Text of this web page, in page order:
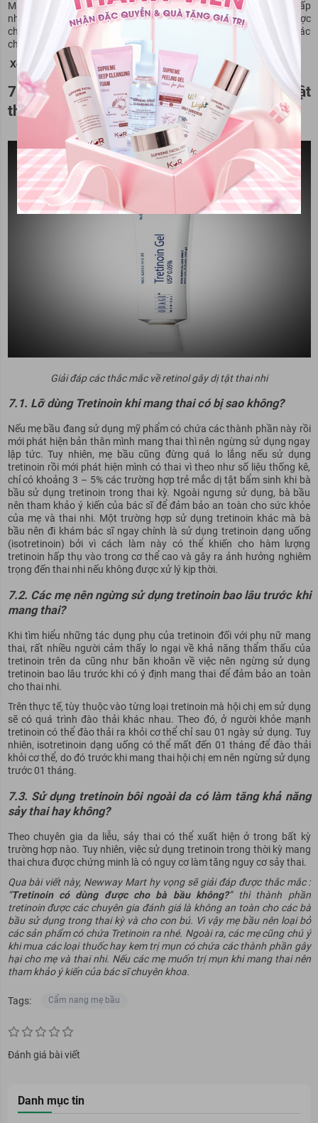
Mart. Ngoài những sản phẩm trên, sàn chúng tôi còn cũng cung cấp
nhiều sản phẩm hữu cơ chuyên dành cho phụ nữ mang thai đã được
chứng nhận bởi các tổ chức uy tín trên thế giới cũng như được các
chuyên gia da liễu khuyên dùng.
Xem thêm:Top 10 kem trị nứt đầu ty tốt nhất hiện nay?
7. Giải đáp các thắc mắc về retinol gây dị tật
thai nhi
Giải đáp các thắc mắc về retinol gây dị tật thai nhi
7.1. Lỡ dùng Tretinoin khi mang thai có bị sao không?
Nếu mẹ bầu đang sử dụng mỹ phẩm có chứa các thành phần này rồi
mới phát hiện bản thân mình mang thai thì nên ngừng sử dụng ngay
lập tức. Tuy nhiên, mẹ bầu cũng đừng quá lo lắng nếu sử dụng
tretinoin rồi mới phát hiện mình có thai vì theo như số liệu thống kê,
chỉ có khoảng 3 – 5% các trường hợp trẻ mắc dị tật bẩm sinh khi bà
bầu sử dụng tretinoin trong thai kỳ. Ngoài ngưng sử dụng, bà bầu
nên tham khảo ý kiến của bác sĩ để đảm bảo an toàn cho sức khỏe
của mẹ và thai nhi. Một trường hợp sử dụng tretinoin khác mà bà
bầu nên đi khám bác sĩ ngay chính là sử dụng tretinoin dạng uống
(isotretinoin) bởi vì cách làm này có thể khiến cho hàm lượng
tretinoin hấp thụ vào trong cơ thể cao và gây ra ảnh hưởng nghiêm
trọng đến thai nhi nếu không được xử lý kịp thời.
7.2. Các mẹ nên ngừng sử dụng tretinoin bao lâu trước khi
mang thai?
Khi tìm hiểu những tác dụng phụ của tretinoin đối với phụ nữ mang
thai, rất nhiều người cảm thấy lo ngại về khả năng thẩm thấu của
tretinoin trên da cũng như băn khoăn về việc nên ngừng sử dụng
tretinoin bao lâu trước khi có ý định mang thai để đảm bảo an toàn
cho thai nhi.
Trên thực tế, tùy thuộc vào từng loại tretinoin mà hội chị em sử dụng
sẽ có quá trình đào thải khác nhau. Theo đó, ở người khỏe mạnh
tretinoin có thể đào thải ra khỏi cơ thể chỉ sau 01 ngày sử dụng. Tuy
nhiên, isotretinoin dạng uống có thể mất đến 01 tháng để đào thải
khỏi cơ thể, do đó trước khi mang thai hội chị em nên ngừng sử dụng
trước 01 tháng.
7.3. Sử dụng tretinoin bôi ngoài da có làm tăng khả năng
sảy thai hay không?
Theo chuyên gia da liễu, sảy thai có thể xuất hiện ở trong bất kỳ
trường hợp nào. Tuy nhiên, việc sử dụng tretinoin trong thời kỳ mang
thai chưa được chứng minh là có nguy cơ làm tăng nguy cơ sảy thai.
Qua bài viết này, Newway Mart hy vọng sẽ giải đáp được thắc mắc :
“Tretinoin có dùng được cho bà bầu không?” thì thành phần
tretinoin được các chuyên gia đánh giá là không an toàn cho các bà
bầu sử dụng trong thai kỳ và cho con bú. Vì vậy mẹ bầu nên loại bỏ
các sản phẩm có chứa Tretinoin ra nhé. Ngoài ra, các mẹ cũng chú ý
khi mua các loại thuốc hay kem trị mụn có chứa các thành phần gây
hại cho mẹ và thai nhi. Nếu các mẹ muốn trị mụn khi mang thai nên
tham khảo ý kiến của bác sĩ chuyên khoa.
Tags: Cẩm nang mẹ bầu
Đánh giá bài viết
Danh mục tin